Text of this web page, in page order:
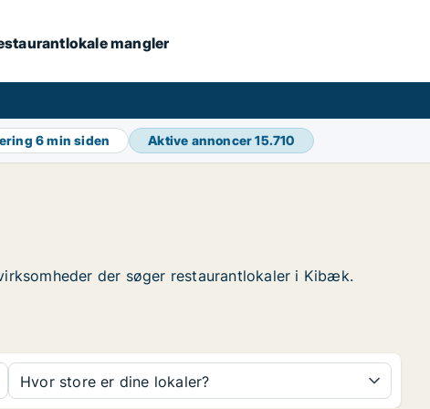
mangler
6 min siden Aktive annoncer15.710
der søger restaurantlokaler i Kibæk.
Hvor store er dine lokaler?